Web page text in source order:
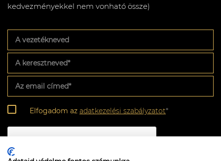
kedvezményekkel nem vonható össze)
vezetékneved
keresztneved*
email
címed*
Adatkezelési
szabályzat*
Elfogadom az adatkezelési szabályzatot*
CAPTCHA